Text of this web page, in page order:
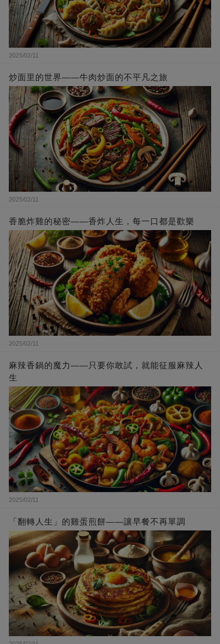
2025/02/11
炒面里的世界——牛肉炒面的不平凡之旅
2025/02/11
香脆炸雞的秘密——香炸人生，每一口都是歡樂
2025/02/11
麻辣香鍋的魔力——只要你敢試，就能征服麻辣人
生
2025/02/11
「翻轉人生」的雞蛋煎餅——讓早餐不再單調